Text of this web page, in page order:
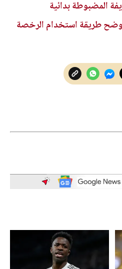
المضبوطة بدائية
طريقة استخدام الرخصة